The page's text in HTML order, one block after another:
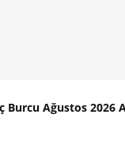
Burcu Ağustos 2026